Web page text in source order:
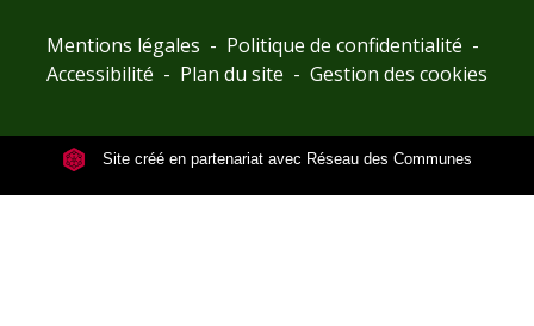
Mentions légales - Politique de confidentialité -
Accessibilité - Plan du site - Gestion des cookies
Site créé en partenariat avec Réseau des Communes